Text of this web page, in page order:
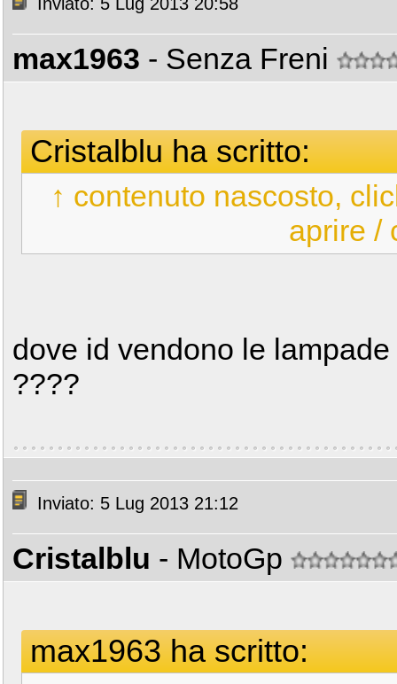
max1963 - Senza Freni
Cristalblu ha scritto:
↑ contenuto nascosto,
aprire /
dove id vendono le
????
Inviato: 5 Lug 2013 21:12
Cristalblu - MotoGp
max1963 ha scritto: